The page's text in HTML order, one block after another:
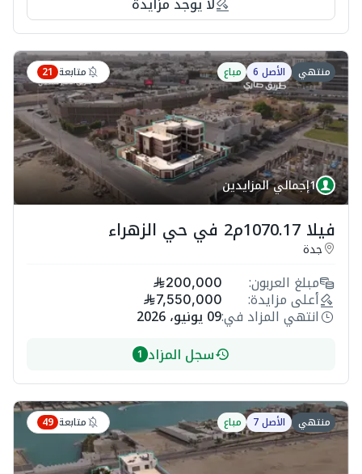
منتهي الأصل 6 مباع متابعة 21
1إجمالي المزايدين
فيلا 1070.17م2 في حي الزهراء
جدة
مبلغ العربون: 200,000
أعلى مزايدة: 7,550,000
انتهي المزاد في:09 يونيو، 2026
سجل المزاد 1
منتهي الأصل 7 مباع متابعة 49